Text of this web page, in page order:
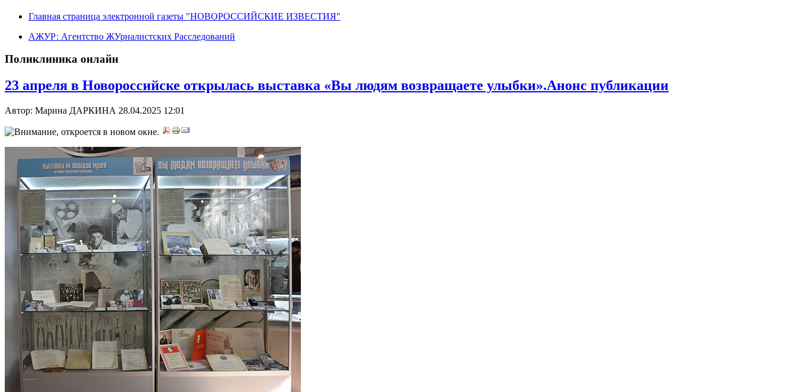
Главная страница электронной газеты "НОВОРОССИЙСКИЕ ИЗВЕСТИЯ"
АЖУР: Агентство ЖУрналистских Расследований
Поликлиника онлайн
23 апреля в Новороссийске открылась выставка «Вы людям возвращаете улыбки».Анонс публикации
Автор: Марина ДАРКИНА 28.04.2025 12:01